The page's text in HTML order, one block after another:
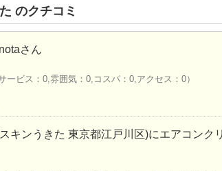
のクチコミ
さん
ービス：0,雰囲気：0,コスパ：0,アクセス：0）
キンうきた 東京都江戸川区)にエアコンク